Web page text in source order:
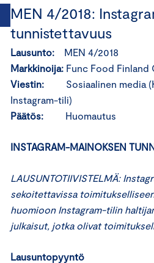
MEN 4/2018:
tunnistettavuus
Lausunto: MEN 4/2018
Markkinoija: Func Food Finland
Viestin:
Sosiaalinen media
Instagram-tili)
Päätös: Huomautus
INSTAGRAM-MAINOKSEN
LAUSUNTOTIIVISTELMÄ:
sekoitettavissa
huomioon Instagram-tilin
julkaisut, jotka olivat
Lausuntopyyntö